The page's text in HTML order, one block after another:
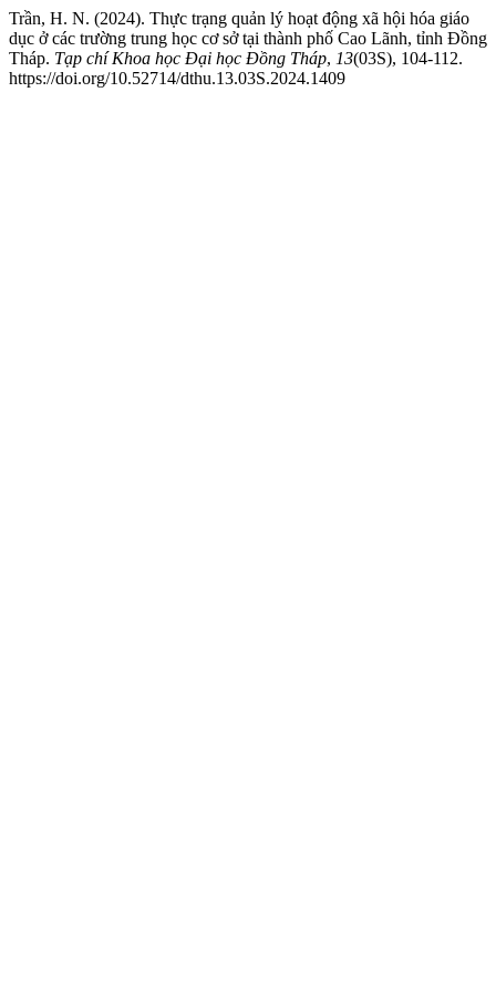
Trần, H. N. (2024). Thực trạng quản lý hoạt động xã hội hóa giáo
dục ở các trường trung học cơ sở tại thành phố Cao Lãnh, tỉnh Đồng
Tháp. Tạp chí Khoa học Đại học Đồng Tháp, 13(03S), 104-112.
https://doi.org/10.52714/dthu.13.03S.2024.1409